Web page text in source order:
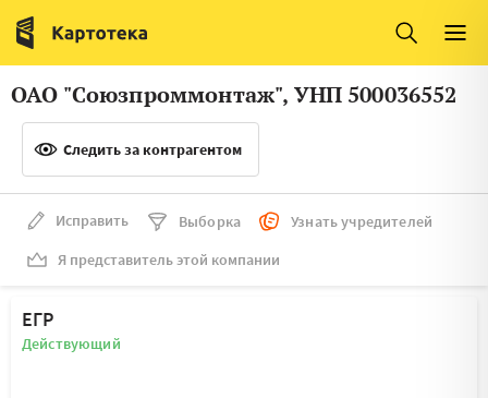
Италия
Люксембург
Литва
Нидерланды
ОАО "Союзпроммонтаж", УНП 500036552
Следить за контрагентом
Исправить Выборка
Узнать учредителей
Я представитель этой компании
ЕГР
Действующий